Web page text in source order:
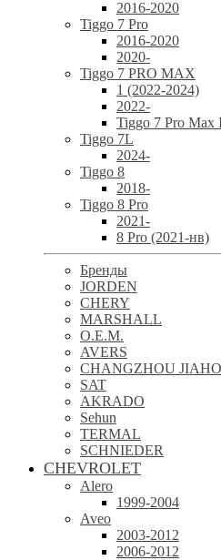
2016-2020
Tiggo 7 Pro
2016-2020
2020-
Tiggo 7 PRO MAX
1 (2022-2024)
2022-
Tiggo 7 Pro Max
Tiggo 7L
2024-
Tiggo 8
2018-
Tiggo 8 Pro
2021-
8 Pro (2021-нв)
Бренды
JORDEN
CHERY
MARSHALL
O.E.M.
AVERS
CHANGZHOU
SAT
AKRADO
Sehun
TERMAL
SCHNIEDER
CHEVROLET
Alero
1999-2004
Aveo
2003-2012
2006-2012